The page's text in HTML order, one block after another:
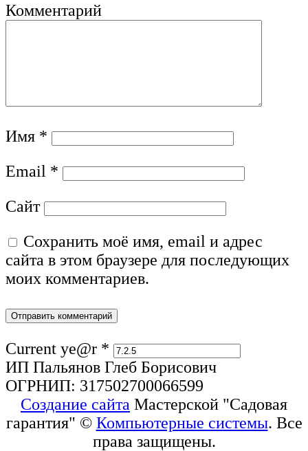
Комментарий
Имя *
Email *
Сайт
Сохранить моё имя, email и адрес
сайта в этом браузере для последующих
моих комментариев.
Current ye@r *
ИП Пальянов Глеб Борисович
ОГРНИП: 317502700066599
Создание сайта Мастерской "Садовая
гарантия" © Компьютерные системы. Все
права защищены.